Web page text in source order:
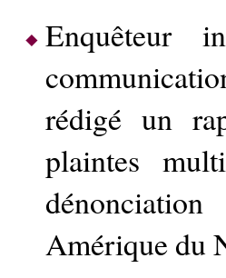
Enquêteur
rédigé un
plaintes
Amérique du